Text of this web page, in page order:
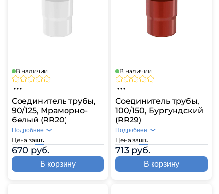
В наличии
Соединитель трубы,
90/125, Мраморно-
белый (RR20)
Цена зашт.
670 руб.
Подробнее
В корзину
В наличии
Соединитель трубы,
100/150, Бургундский
(RR29)
Цена зашт.
713 руб.
Подробнее
В корзину